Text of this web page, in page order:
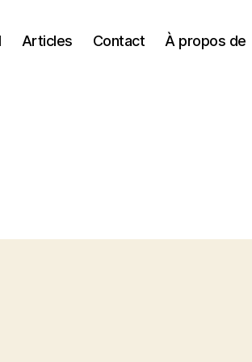
Articles Contact À propos de